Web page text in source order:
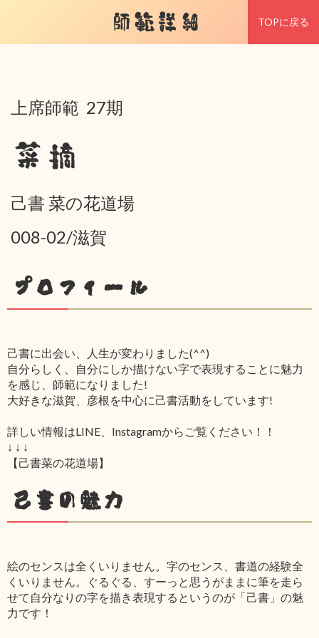
師範詳細 TOPに戻る
上席師範 27期
菜摘
己書 菜の花道場
008-02/滋賀
プロフィール
己書に出会い、人生が変わりました(^^)
自分らしく、自分にしか描けない字で表現することに魅力
を感じ、師範になりました!
大好きな滋賀、彦根を中心に己書活動をしています!
詳しい情報はLINE、Instagramからご覧ください！！
↓ ↓ ↓
【己書菜の花道場】
己書の魅力
絵のセンスは全くいりません。字のセンス、書道の経験全
くいりません。ぐるぐる、すーっと思うがままに筆を走ら
せて自分なりの字を描き表現するというのが「己書」の魅
力です！